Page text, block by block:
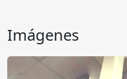
Imágenes